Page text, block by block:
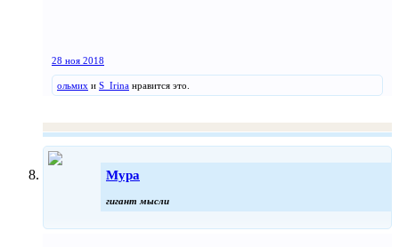
28 ноя 2018
ольмих и S_Irina нравится это.
Мура
гигант мысли